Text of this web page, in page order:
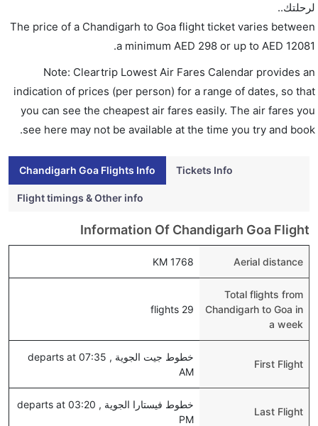
لرحلتك..
The price of a Chandigarh to Goa flight ticket varies between
a minimumAED 298 or up to AED 12081
.
Note: Cleartrip Lowest Air Fares Calendar provides an
indication of prices (per person) for a range of dates, so that
you can see the cheapest air fares easily. The air fares you
see here may not be available at the time you try and book.
Chandigarh Goa Flights Info Tickets Info
Flight timings & Other info
Information Of Chandigarh Goa Flight
Aerial distance
1768 KM
Total flights from
Chandigarh to Goa in
a week
29 flights
First Flight
خطوط جيت الجوية , departs at 07:35
AM
Last Flight
خطوط فيستارا الجوية , departs at 03:20
PM